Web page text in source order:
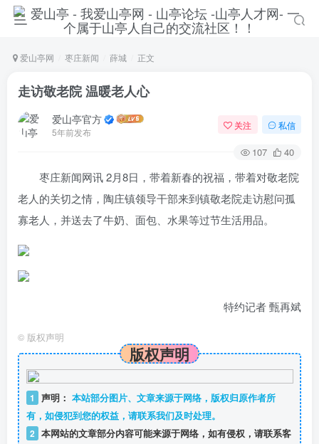
爱山亭网 枣庄新闻 薛城 正文
走访敬老院 温暖老人心
爱山亭官方
5年前发布
关注 私信
107 40
枣庄新闻网讯 2月8日，带着新春的祝福，带着对敬老院
老人的关切之情，陶庄镇领导干部来到镇敬老院走访慰问孤
寡老人，并送去了牛奶、面包、水果等过节生活用品。
特约记者 甄再斌
© 版权声明
版权声明
1 声明： 本站部分图片、文章来源于网络，版权归原作者所
有，如侵犯到您的权益，请联系我们及时处理。
2 本网站的文章部分内容可能来源于网络，如有侵权，请联系客